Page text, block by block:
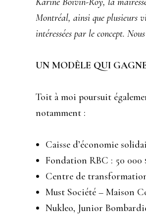
Montréal, ainsi que plusieurs
intéressées par le concept.
UN MODÈLE QUI
Toit à moi poursuit
notamment :
Caisse d’économie
Fondation RBC : 50 000
Centre de
Must Société – Maison
Nukleo, Junior